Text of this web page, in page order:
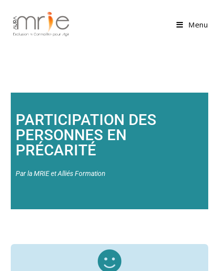
Menu
PARTICIPATION DES
PERSONNES EN
PRÉCARITÉ
Par la MRIE et Alliés Formation